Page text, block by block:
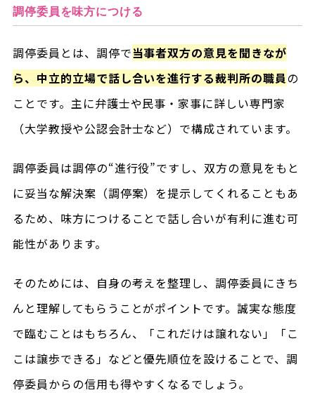
調停委員を味方につける
調停委員とは、調停で当事者双方の意見を聞きなが
ら、中立的立場で話し合いを進行する裁判所の職員の
ことです。主に弁護士や民事・家事に詳しい専門家
（大学教授や公認会計士など）で構成されています。
調停委員は調停の“進行役”ですし、双方の意見をもと
に妥当な解決案（調停案）を提示してくれることもあ
るため、味方につけることで話し合いが有利に進む可
能性があります。
そのためには、自身の考えを整理し、調停委員にきち
んと理解してもらうことがポイントです。誠実な態度
で臨むことはもちろん、「これだけは譲れない」「こ
こは譲歩できる」などと優先順位を設けることで、調
停委員からの信用も得やすくなるでしょう。